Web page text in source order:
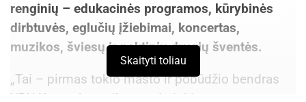
renginių – edukacinės programos, kūrybinės
dirbtuvės, eglučių įžiebimai, koncertas,
muzikos, šviesų ir naktinių drugių šventės.
„Tai – pirmas tokio masto ir pobūdžio bendras
VDU Kauno botanikos sodo ir Lietuvos
Skaityti toliau